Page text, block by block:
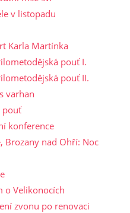
v listopadu
Karla Martínka
pouť I.
pouť II.
varhan
pouť
konference
Brozany nad Ohří: Noc
o Velikonocích
zvonu po renovaci